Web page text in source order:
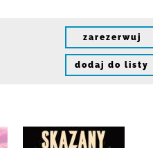
zarezerwuj
dodaj do listy